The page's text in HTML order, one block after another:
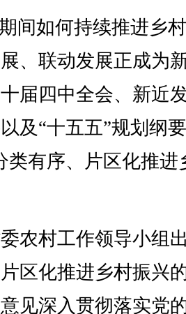
如何持续推进乡
、联动发展正成为
届四中全会、新近
及“十五五”规划纲
类有序、片区化推进
村工作领导小组
区化推进乡村振兴
见深入贯彻落实党